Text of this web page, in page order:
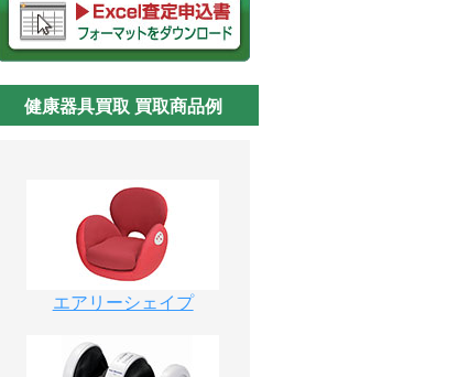
健康器具買取 買取商品例
エアリーシェイプ